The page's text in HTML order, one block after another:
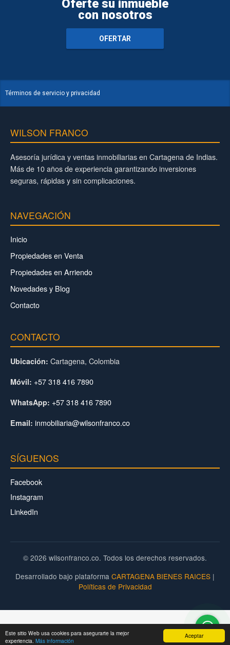
Aceptar
Este sitio Web usa cookies para asegurarte la mejor
experiencia. Más información
Oferte su inmueble
con nosotros
OFERTAR
Términos de servicio y privacidad
WILSON FRANCO
Asesoría jurídica y ventas inmobiliarias en Cartagena de Indias.
Más de 10 años de experiencia garantizando inversiones
seguras, rápidas y sin complicaciones.
NAVEGACIÓN
Inicio
Propiedades en Venta
Propiedades en Arriendo
Novedades y Blog
Contacto
CONTACTO
Ubicación: Cartagena, Colombia
Móvil: +57 318 416 7890
WhatsApp: +57 318 416 7890
Email: inmobiliaria@wilsonfranco.co
SÍGUENOS
Facebook
Instagram
LinkedIn
© 2026 wilsonfranco.co. Todos los derechos reservados.
Desarrollado bajo plataforma CARTAGENA BIENES RAICES |
Políticas de Privacidad